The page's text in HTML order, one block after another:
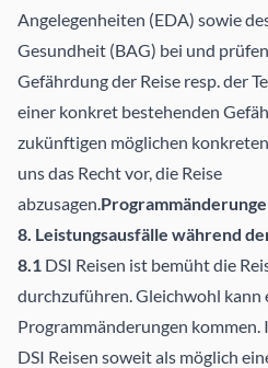
Angelegenheiten (EDA) sowie
Gesundheit (BAG) bei und
Gefährdung der Reise resp. der
einer konkret bestehenden
zukünftigen möglichen
uns das Recht vor, die Reise
abzusagen.
8. Leistungsausfälle während
8.1 DSI Reisen ist bemüht die
durchzuführen. Gleichwohl kann
Programmänderungen kommen.
DSI Reisen soweit als möglich